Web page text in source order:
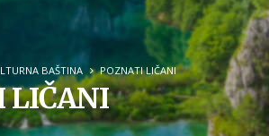
BAŠTINA POZNATI LIČANI
LIČANI